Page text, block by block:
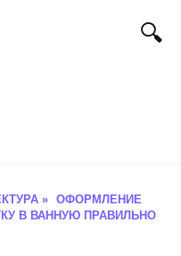
»
ОФОРМЛЕНИЕ
В ВАННУЮ ПРАВИЛЬНО